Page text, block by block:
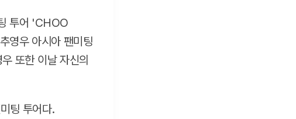
투어 'CHOO
우 아시아 팬미팅
또한 이날 자신의
팅 투어다.